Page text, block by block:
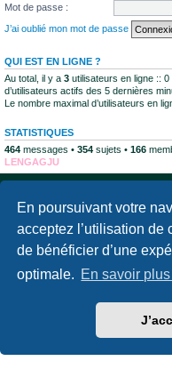
En poursuivant votre
acceptez l’utilisation de
de bénéficier d’une
optimale. En savoir
Mot de passe :
J’ai oublié mon mot de passe
QUI EST EN LIGNE ?
Au total, il y a 3 utilisateurs en ligne ::
d’utilisateurs actifs des 5 dernières
Le nombre maximal d’utilisateurs en
STATISTIQUES
464 messages • 354 sujets • 166
LENGAGJU
Traduction